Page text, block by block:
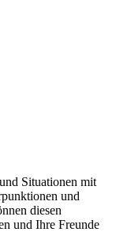
Situationen mit
und
diesen
und Ihre Freunde